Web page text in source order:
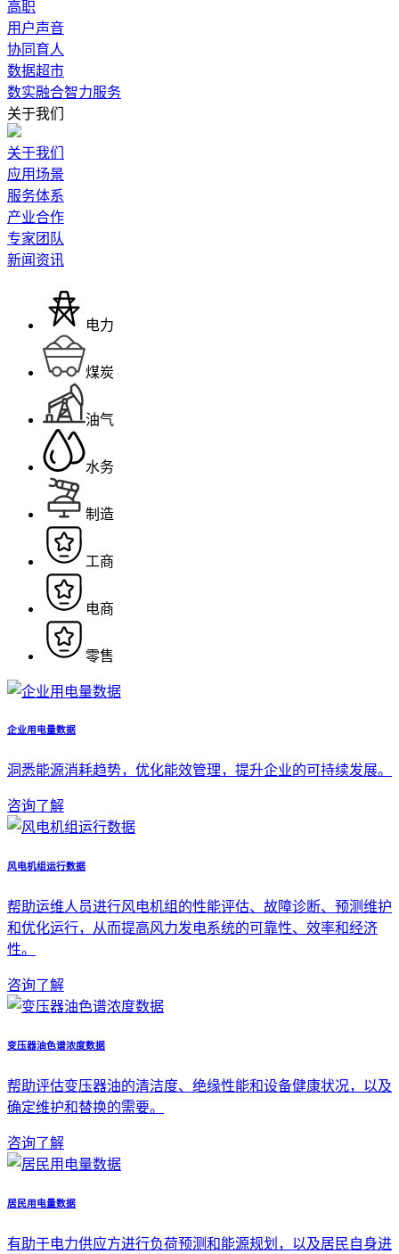
高职
用户声音
协同育人
数据超市
数实融合智力服务
关于我们
关于我们
应用场景
服务体系
产业合作
专家团队
新闻资讯
电力
煤炭
油气
水务
制造
工商
电商
零售
企业用电量数据
洞悉能源消耗趋势，优化能效管理，提升企业的可持续发展。
咨询了解
风电机组运行数据
帮助运维人员进行风电机组的性能评估、故障诊断、预测维护
和优化运行，从而提高风力发电系统的可靠性、效率和经济
性。
咨询了解
变压器油色谱浓度数据
帮助评估变压器油的清洁度、绝缘性能和设备健康状况，以及
确定维护和替换的需要。
咨询了解
居民用电量数据
有助于电力供应方进行负荷预测和能源规划，以及居民自身进